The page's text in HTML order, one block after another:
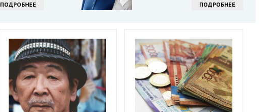
ПОДРОБНЕЕ ПОДРОБНЕЕ